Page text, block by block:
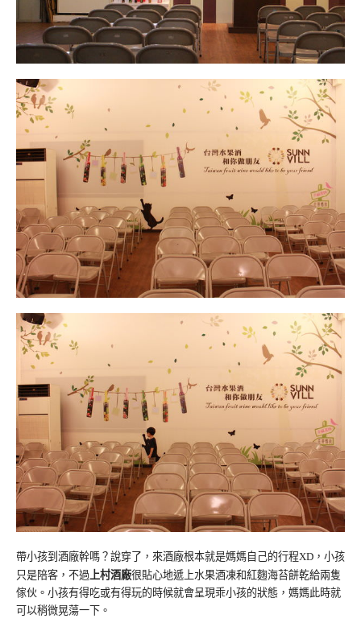
帶小孩到酒廠幹嗎？說穿了，來酒廠根本就是媽媽自己的行程XD ，小孩
只是陪客，不過 上村酒廠很貼心地遞上水果酒凍和紅麴海苔餅乾給兩隻
傢伙。小孩有得吃或有得玩的時候就會呈現乖小孩的狀態，媽媽此時就
可以稍微晃蕩一下。